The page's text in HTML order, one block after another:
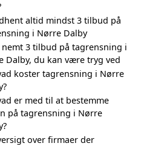
altid mindst 3 tilbud på
i Nørre Dalby
nemt 3 tilbud på tagrensning i
Dalby, du kan være tryg ved
koster tagrensning i Nørre
er med til at bestemme
på tagrensning i Nørre
over firmaer der